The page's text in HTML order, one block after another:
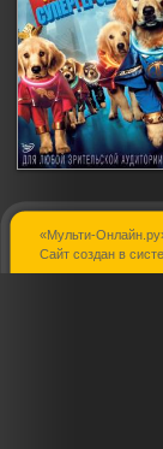
«Мульти-
Сайт создан в